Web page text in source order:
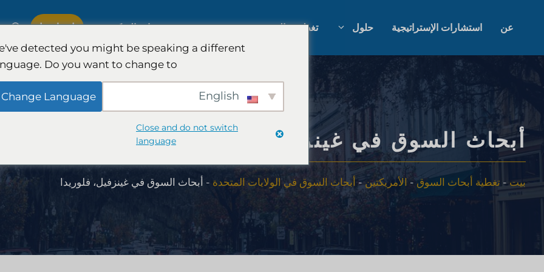
عن استشارات الإستراتيجية حلول
أبحاث السوق بالذكاء الاصطناعي
أبحاث السوق B2B
أبحاث السوق الاستهلاكية
أبحاث سوق السيارات
البحث النوعي والكمي
استشارات الإستراتيجية
أبحاث هيئة المحلفين وهمية
استراتيجيات نمو شركات المحاماة
تحليل تنافسي لشركات المحاماة
تغطية عالمية خبرة مجموعات التركيز اتصل بنا
أبحاث السوق في غينزفيل، فلوريدا
بيت- تغطية أبحاث السوق- الأمريكتين- أبحاث السوق في الولايات المتحدة - أبحاث السوق في غينزفيل، فلوريدا
detected you might be speaking a different
Do you want to change to:
Change Language
Close and do not switch
language